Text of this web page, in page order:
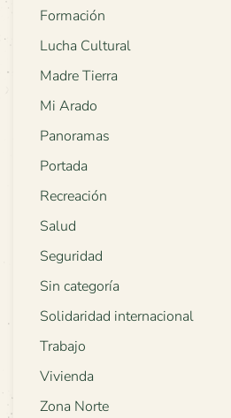
Formación
Lucha Cultural
Madre Tierra
Mi Arado
Panoramas
Portada
Recreación
Salud
Seguridad
Sin categoría
Solidaridad internacional
Trabajo
Vivienda
Zona Norte